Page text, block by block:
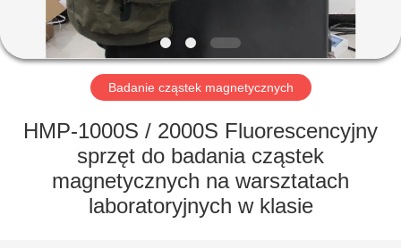
WYCIECZKA
FABRYCE
KONTROLA
JAKOŚCI
Badanie cząstek magnetycznych
HMP-1000S / 2000S Fluorescencyjny
sprzęt do badania cząstek
magnetycznych na warsztatach
laboratoryjnych w klasie